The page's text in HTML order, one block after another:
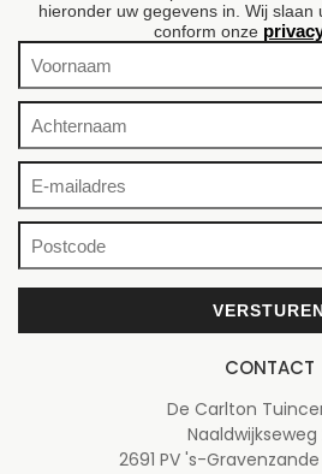
hieronder uw gegevens in. Wij slaan
conform onze
CONTACT
De Carlton
Naaldwijkseweg
2691 PV 's-